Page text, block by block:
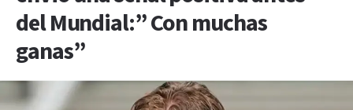
del Mundial:” Con muchas
ganas”